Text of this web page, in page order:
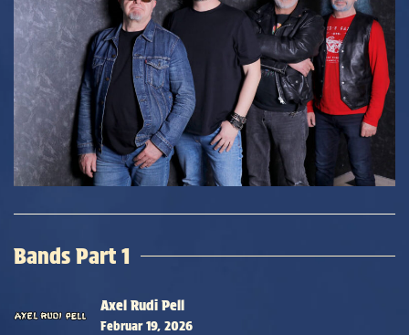
Bands Part 1
Axel Rudi Pell
Februar 19, 2026